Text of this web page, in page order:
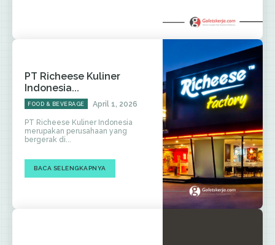
PT Richeese Kuliner
Indonesia...
FOOD & BEVERAGE April 1, 2026
PT Richeese Kuliner Indonesia
merupakan perusahaan yang
bergerak di...
BACA SELENGKAPNYA